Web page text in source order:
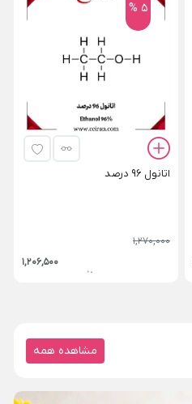
5 %
اتانول 96 درصد
1,270,000
1,206,500
مشاهده همه